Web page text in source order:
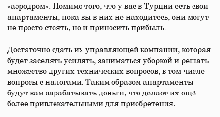
«аэродром». Помимо того, что у вас в Турции есть свои
апартаменты, пока вы в них не находитесь, они могут
не просто стоять, но и приносить прибыль.
Достаточно сдать их управляющей компании, которая
будет заселять усилять, заниматься уборкой и решать
множество других технических вопросов, в том числе
вопросы с налогами. Таким образом апартаменты
будут вам зарабатывать деньги, что делает их ещё
более привлекательными для приобретения.